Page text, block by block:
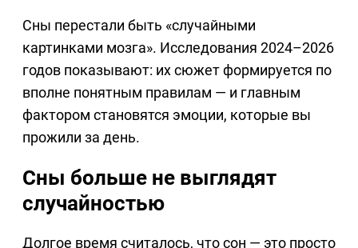
Сны перестали быть «случайными
картинками мозга». Исследования 2024–2026
годов показывают: их сюжет формируется по
вполне понятным правилам — и главным
фактором становятся эмоции, которые вы
прожили за день.
Сны больше не выглядят
случайностью
Долгое время считалось, что сон — это просто